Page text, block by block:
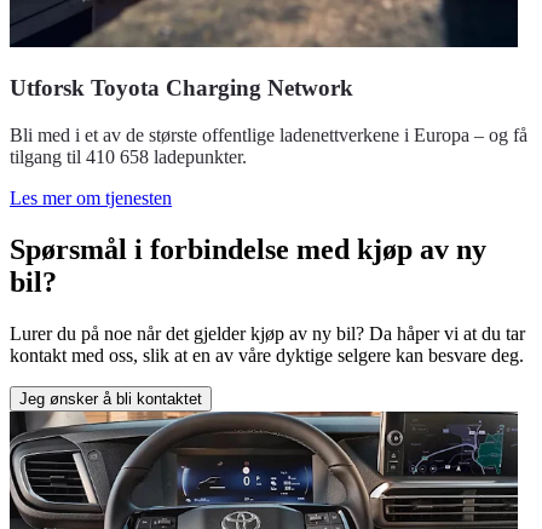
Utforsk Toyota Charging Network
Bli med i et av de største offentlige ladenettverkene i Europa – og få
tilgang til 410 658 ladepunkter.
Les mer om tjenesten
Spørsmål i forbindelse med kjøp av ny
bil?
Lurer du på noe når det gjelder kjøp av ny bil? Da håper vi at du tar
kontakt med oss, slik at en av våre dyktige selgere kan besvare deg.
Jeg ønsker å bli kontaktet